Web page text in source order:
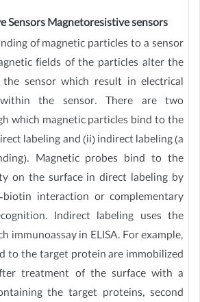
Sensors Magnetoresistive sensors
of magnetic particles to a sensor
fields of the particles alter the
sensor which result in electrical
the sensor. There are two
which magnetic particles bind to the
labeling and (ii) indirect labeling (a
Magnetic probes bind to the
on the surface in direct labeling by
interaction or complementary
Indirect labeling uses the
immunoassay in ELISA. For example,
to the target protein are immobilized
treatment of the surface with a
the target proteins, second